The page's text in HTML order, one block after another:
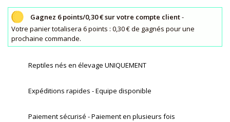
Gagnez 6 points/0,30 € sur votre compte client-
Votre panier totalisera 6 points : 0,30 € de gagnés pour une
prochaine commande.
Reptiles nés en élevage UNIQUEMENT
Expéditions rapides - Equipe disponible
Paiement sécurisé - Paiement en plusieurs fois